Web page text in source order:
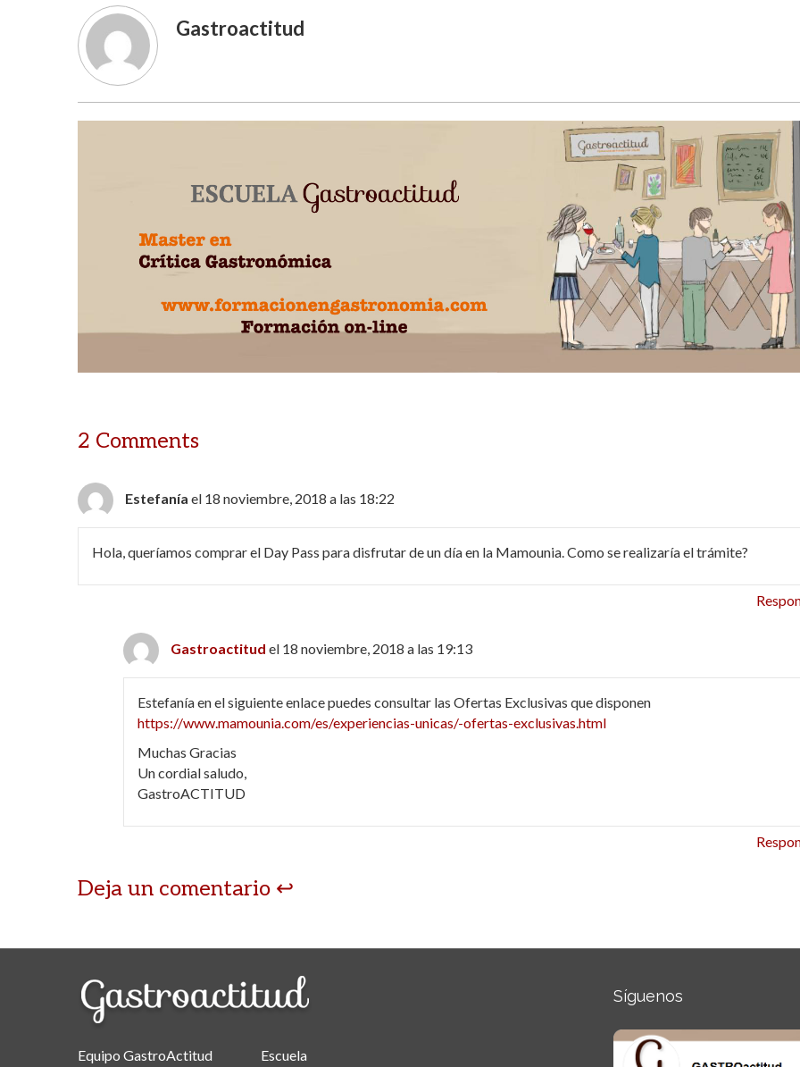
Gastroactitud
2 Comments
Estefanía el 18 noviembre, 2018 a las 18:22
Hola, queríamos comprar el Day Pass para disfrutar de un día en la Mamounia. Como se realizaría el trámite?
Gastroactitud el 18 noviembre, 2018 a las 19:13
Estefanía en el siguiente enlace puedes consultar las Ofertas Exclusivas que disponen
https://www.mamounia.com/es/experiencias-unicas/-ofertas-exclusivas.html
Muchas Gracias
Un cordial saludo,
GastroACTITUD
Deja un comentario
Equipo GastroActitud Escuela
Síguenos